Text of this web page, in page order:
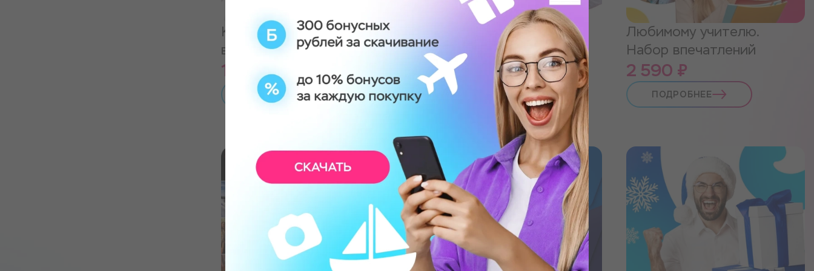
Корпоративный. Набор
впечатлений
1 990 ₽
ПОДРОБНЕЕ
Лучшему сотруднику.
Набор впечатлений
2 990 ₽
ПОДРОБНЕЕ
Любимому учителю.
Набор впечатлений
2 590 ₽
ПОДРОБНЕЕ